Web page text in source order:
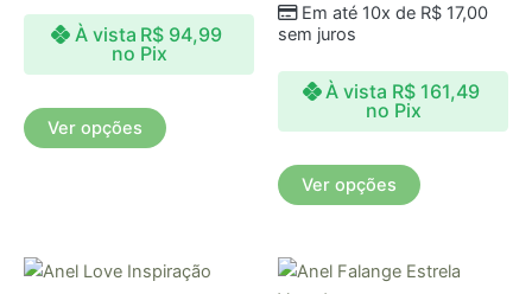
À vista R$ 94,99
no Pix
Ver opções
podem
ser
escolhidas
página
Em até 10x de R$17,00
sem juros
À vista R$161,49
no Pix
Ver opções
podem
escolhidas
na
página
produto
Este